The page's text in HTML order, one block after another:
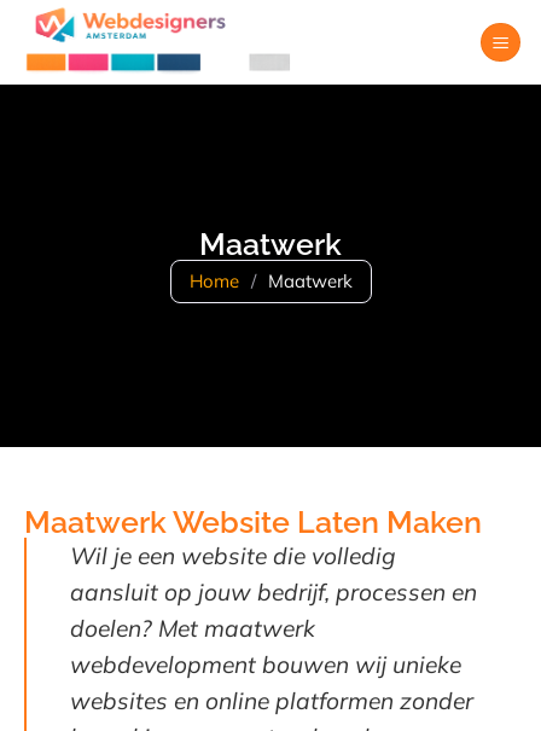
Maatwerk
Home / Maatwerk
Maatwerk Website Laten Maken
Wil je een website die volledig
aansluit op jouw bedrijf, processen en
doelen? Met maatwerk
webdevelopment bouwen wij unieke
websites en online platformen zonder